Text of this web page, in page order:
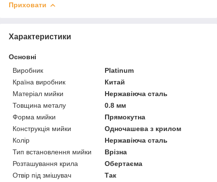
Приховати
Характеристики
Основні
Виробник
Platinum
Країна виробник
Китай
Матеріал мийки
Нержавіюча сталь
Товщина металу
0.8 мм
Форма мийки
Прямокутна
Конструкція мийки
Одночашева з крилом
Колір
Нержавіюча сталь
Тип встановлення мийки
Врізна
Розташування крила
Обертаєма
Отвір під змішувач
Так